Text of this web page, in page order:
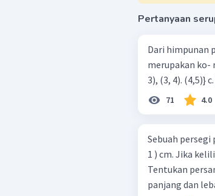
Pertanyaan
Dari himpunan
merupakan ko- respondensi satu-satu? a. {(1, 1), (2, 2), (3, 3), (4,4)} b. {(1, 2), (2,
71 4.0
Sebuah persegi
1 ) cm. Jika
Tentukan
panjang dan